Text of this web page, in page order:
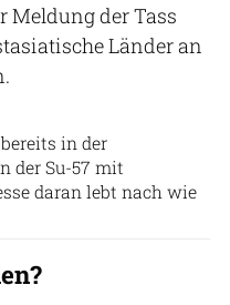
Meldung der Tass
Länder an
in der
der Su-57 mit
daran lebt nach wie